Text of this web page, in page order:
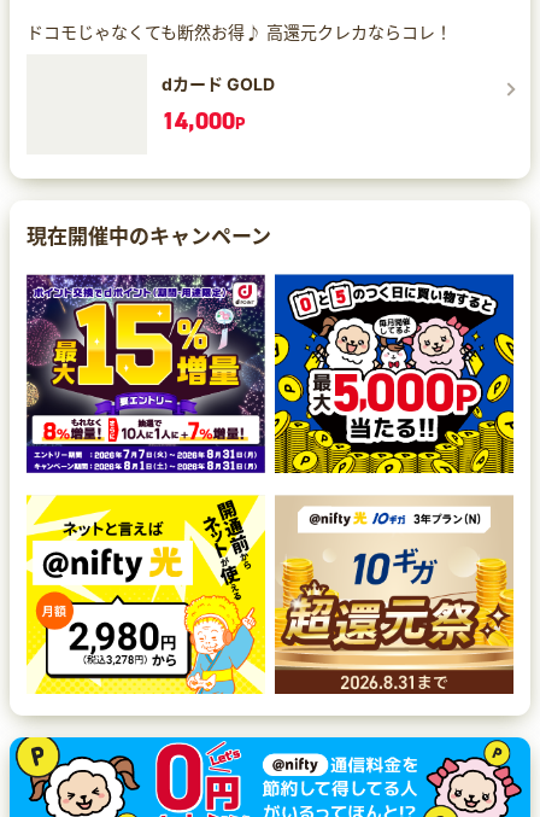
ドコモじゃなくても断然お得♪ 高還元クレカならコレ！
dカード GOLD
14,000P
現在開催中のキャンペーン